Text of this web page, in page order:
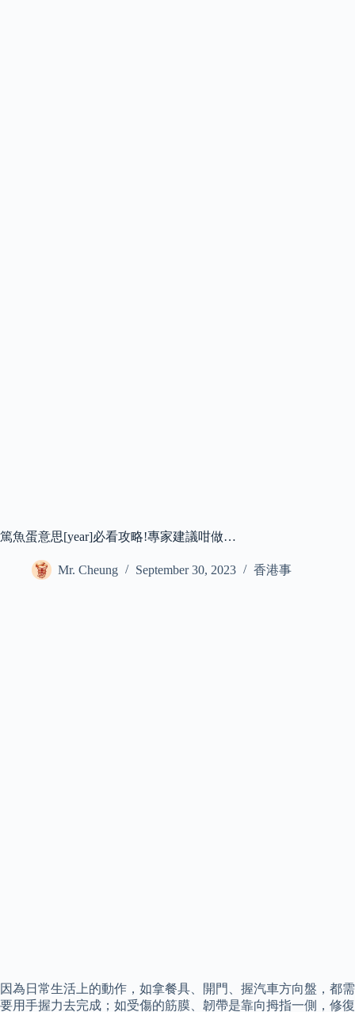
篤魚蛋意思[year]必看攻略!專家建議咁做…
Mr. Cheung September 30, 2023 香港事
因為日常生活上的動作，如拿餐具、開門、握汽車方向盤，都需
要用手握力去完成；如受傷的筋膜、韌帶是靠向拇指一側，修復